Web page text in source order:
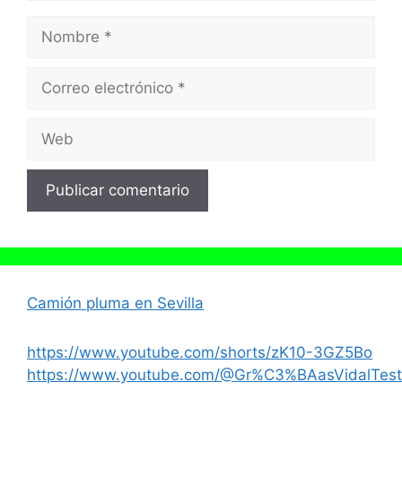
electrónico
Camión pluma en Sevilla
https://www.youtube.com/shorts/zK10-3GZ5Bo
https://www.youtube.com/